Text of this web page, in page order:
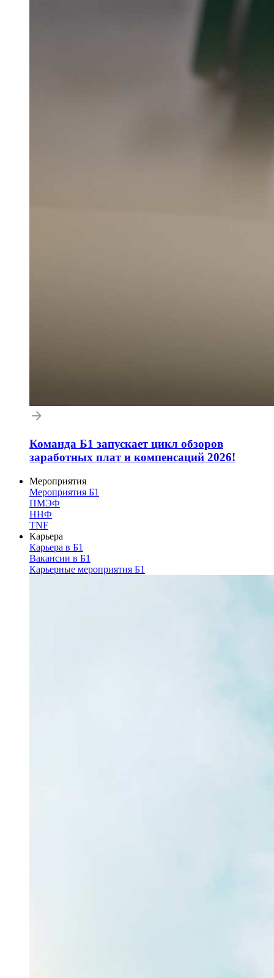
Команда Б1 запускает цикл обзоров
заработных плат и компенсаций 2026!
Мероприятия
Мероприятия Б1
ПМЭФ
ННФ
TNF
Карьера
Карьера в Б1
Вакансии в Б1
Карьерные мероприятия Б1